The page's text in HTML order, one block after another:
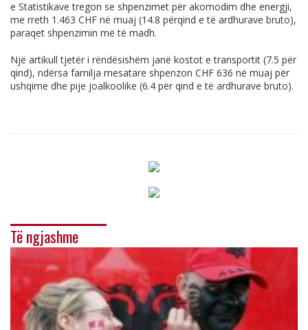
e Statistikave tregon se shpenzimet për akomodim dhe energji,
me rreth 1.463 CHF në muaj (14.8 përqind e të ardhurave bruto),
paraqet shpenzimin më të madh.
Një artikull tjetër i rëndësishëm janë kostot e transportit (7.5 për
qind), ndërsa familja mesatare shpenzon CHF 636 në muaj për
ushqime dhe pije joalkoolike (6.4 për qind e të ardhurave bruto).
Të ngjashme